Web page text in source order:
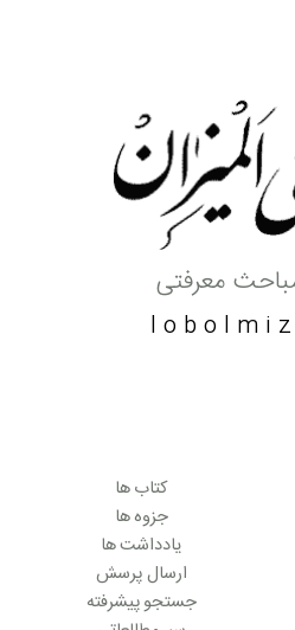
معرفتی
کتاب ها
جزوه ها
یادداشت ها
ارسال پرسش
جستجو پیشرفته